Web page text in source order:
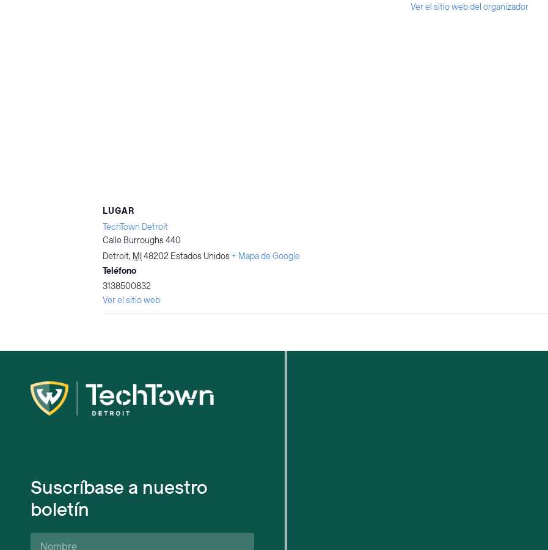
Ver el sitio web del organizador
LUGAR
TechTown Detroit
Calle Burroughs 440
Detroit, MI 48202 Estados Unidos+ Mapa de Google
Teléfono
3138500832
Ver el sitio web
Suscríbase a nuestro
boletín
Nombre